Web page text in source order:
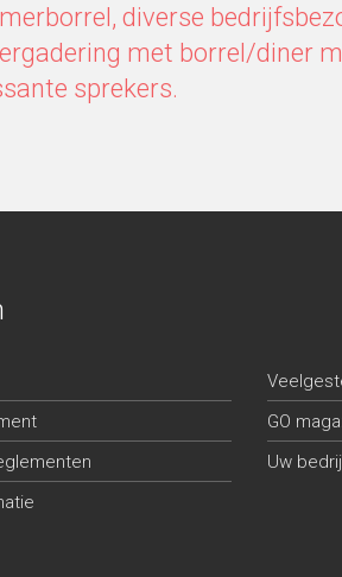
diverse
met borrel/diner
sprekers.
GO
Uw